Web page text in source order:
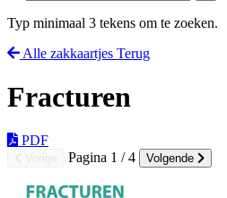
Typ minimaal 3 tekens om te zoeken.
Alle zakkaartjes Terug
Fracturen
PDF
Pagina 1 / 4 Volgende